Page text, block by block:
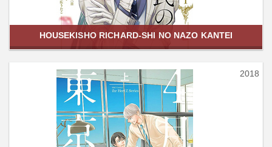
HOUSEKISHO RICHARD-SHI NO NAZO KANTEI
2018